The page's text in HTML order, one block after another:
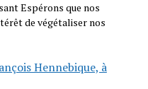
Espérons que nos
de végétaliser nos
Hennebique, à